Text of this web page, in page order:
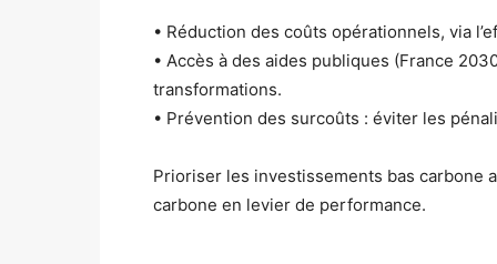
• Réduction des coûts opérationnels, via
• Accès à des aides publiques (France
transformations.
• Prévention des surcoûts : éviter les
Prioriser les investissements bas carbone
carbone en levier de performance.